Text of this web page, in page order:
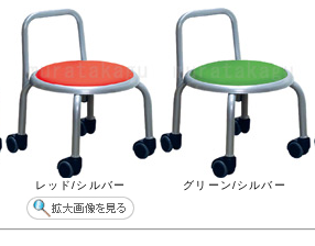
レッド/シルバー グリーン/シルバー